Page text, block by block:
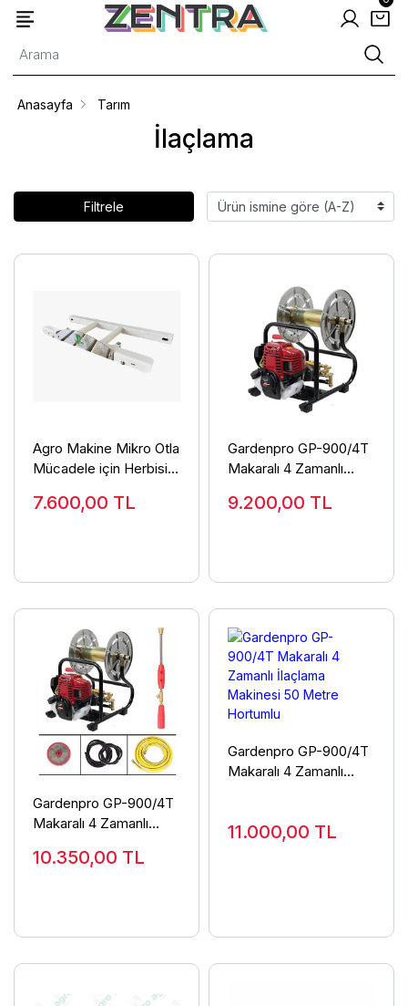
İlaçlama
Anasayfa Tarım
Filtrele
Agro Makine Mikro Otla
Mücadele için Herbisit
7.600,00 TL
Gardenpro GP-900/4T
Makaralı 4 Zamanlı
9.200,00 TL
Gardenpro GP-900/4T
Makaralı 4 Zamanlı
Metre Hortumlu
10.350,00 TL
Gardenpro GP-900/4T
Makaralı 4 Zamanlı
11.000,00 TL